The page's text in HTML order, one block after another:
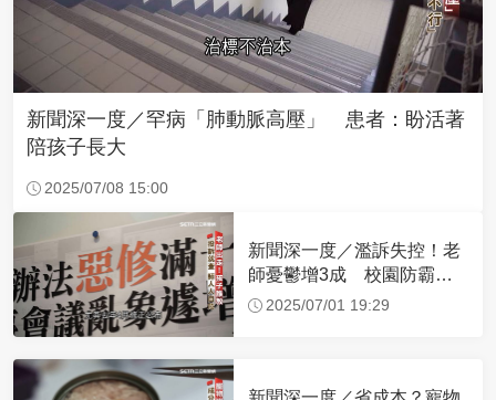
新聞深一度／罕病「肺動脈高壓」 患者：盼活著
陪孩子長大
2025/07/08 15:00
新聞深一度／濫訴失控！老
師憂鬱增3成 校園防霸凌
破網2025/07/01 19:29